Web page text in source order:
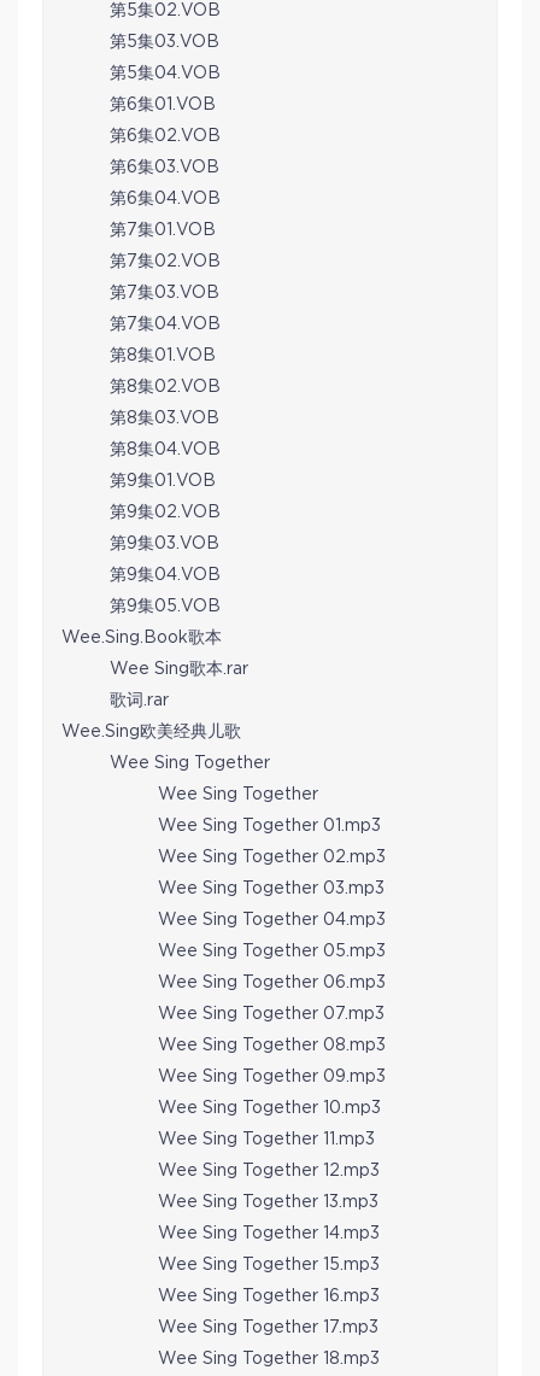
第5集02.VOB
第5集03.VOB
第5集04.VOB
第6集01.VOB
第6集02.VOB
第6集03.VOB
第6集04.VOB
第7集01.VOB
第7集02.VOB
第7集03.VOB
第7集04.VOB
第8集01.VOB
第8集02.VOB
第8集03.VOB
第8集04.VOB
第9集01.VOB
第9集02.VOB
第9集03.VOB
第9集04.VOB
第9集05.VOB
Wee.Sing.Book歌本
Wee Sing歌本.rar
歌词.rar
Wee.Sing欧美经典儿歌
Wee Sing Together
Wee Sing Together
Wee Sing Together 01.mp3
Wee Sing Together 02.mp3
Wee Sing Together 03.mp3
Wee Sing Together 04.mp3
Wee Sing Together 05.mp3
Wee Sing Together 06.mp3
Wee Sing Together 07.mp3
Wee Sing Together 08.mp3
Wee Sing Together 09.mp3
Wee Sing Together 10.mp3
Wee Sing Together 11.mp3
Wee Sing Together 12.mp3
Wee Sing Together 13.mp3
Wee Sing Together 14.mp3
Wee Sing Together 15.mp3
Wee Sing Together 16.mp3
Wee Sing Together 17.mp3
Wee Sing Together 18.mp3